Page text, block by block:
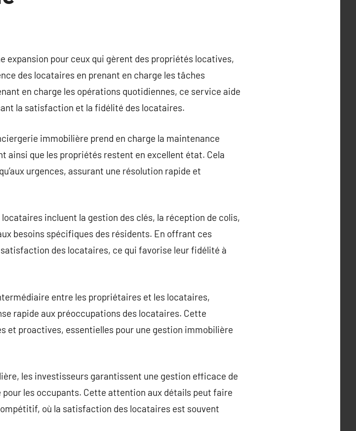
pour ceux qui gèrent des propriétés locatives,
des locataires en prenant en charge les tâches
en charge les opérations quotidiennes, ce service aide
la satisfaction et la fidélité des locataires.
immobilière prend en charge la maintenance
ainsi que les propriétés restent en excellent état. Cela
urgences, assurant une résolution rapide et
incluent la gestion des clés, la réception de colis,
besoins spécifiques des résidents. En offrant ces
des locataires, ce qui favorise leur fidélité à
entre les propriétaires et les locataires,
rapide aux préoccupations des locataires. Cette
et proactives, essentielles pour une gestion immobilière
les investisseurs garantissent une gestion efficace de
les occupants. Cette attention aux détails peut faire
où la satisfaction des locataires est souvent